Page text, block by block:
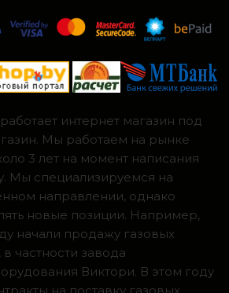
интернет магазин под
Мы работаем на рынке
3 лет на момент написания
Мы специализируемся на
направлении, однако
новые позиции. Например,
начали продажу газовых
частности завода
Виктори. В этом году
на поставку газовых